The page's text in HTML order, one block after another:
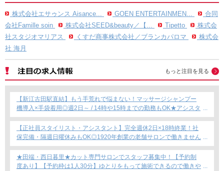
株式会社エサゥンス Aisance... GOEN ENTERTAINMEN...
合同
会社Famille soin
株式会社SEED&beauty／【... Tipetto
株式会
社スタジオマリアス
くすだ商事株式会社／ブランカパロマ
株式会
社 海月
もっと注目を見る
【新江古田駅直結】もう手荒れで悩まない！マッサージシャンプー
機導入×手袋着用◎週2日～ / 14時や15時までの勤務もOK★アシスタ
ント専任募集★
【正社員スタイリスト・アシスタント】完全週休2日×18時終業！社
保完備・隔週日曜休みもOK◎1920年創業の老舗サロンで働きません
か？
★田端・西日暮里★カット専門サロンでスタッフ募集中！【予約制
度あり】【予約枠は1人30分】ゆとりをもって施術できるので働きや